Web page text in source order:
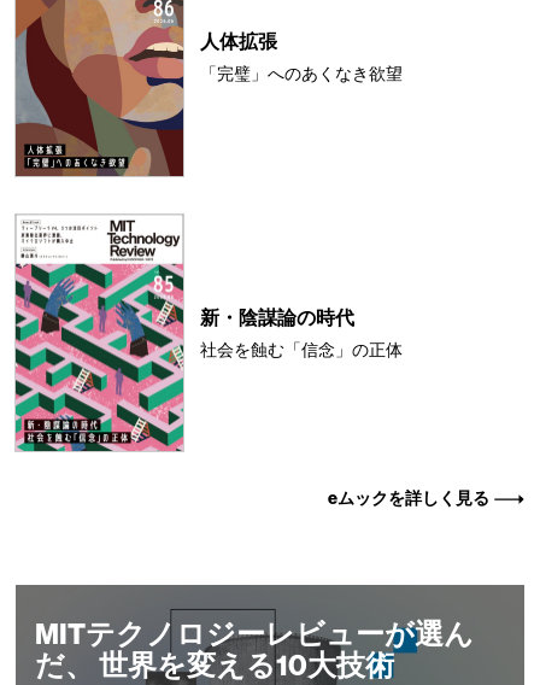
人体拡張
「完璧」へのあくなき欲望
新・陰謀論の時代
社会を蝕む「信念」の正体
eムックを詳しく見る
MITテクノロジーレビューが選ん
だ、 世界を変える10大技術